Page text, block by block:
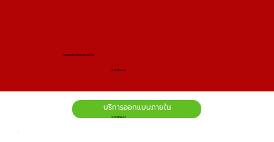
ผลงานตกแต่งภายใน
>>Click<<
บริการออกแบบภายใน
>>Click<<